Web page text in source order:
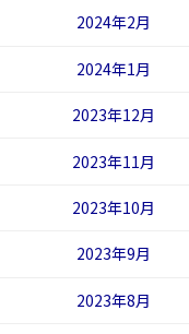
2024年2月
2024年1月
2023年12月
2023年11月
2023年10月
2023年9月
2023年8月